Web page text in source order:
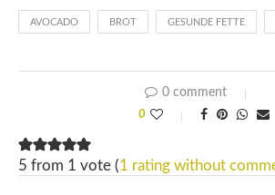
AVOCADO BROT GESUNDE FETTE
0 comment
0
5 from 1 vote (1 rating without